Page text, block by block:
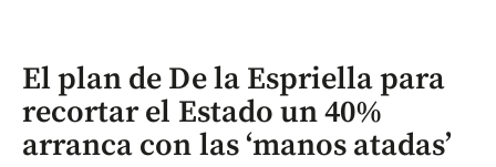
El plan de De la Espriella para
recortar el Estado un 40%
arranca con las ‘manos atadas’